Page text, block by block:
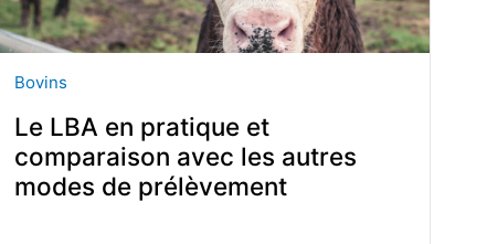
Bovins
Le LBA en pratique et
comparaison avec les autres
modes de prélèvement